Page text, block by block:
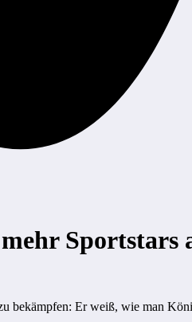
Sportstars
bekämpfen: Er weiß, wie man